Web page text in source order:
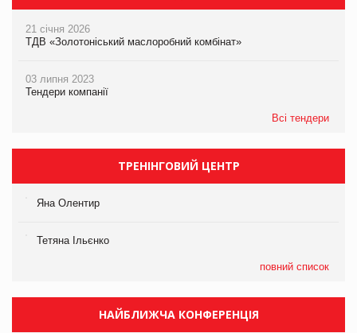
21 січня 2026
ТДВ «Золотоніський маслоробний комбінат»
03 липня 2023
Тендери компанії
Всі тендери
ТРЕНІНГОВИЙ ЦЕНТР
Яна Олентир
Тетяна Ільєнко
повний список
НАЙБЛИЖЧА КОНФЕРЕНЦІЯ